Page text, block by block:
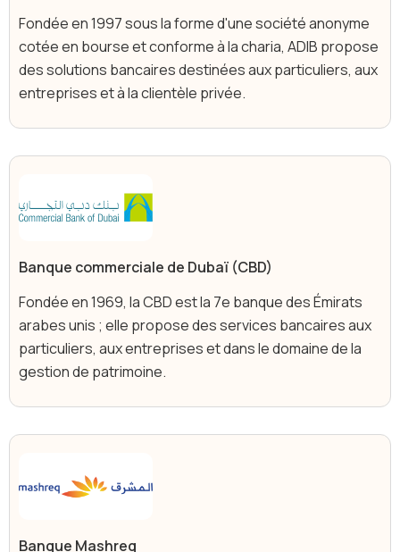
Fondée en 1997 sous la forme d'une société anonyme
cotée en bourse et conforme à la charia, ADIB propose
des solutions bancaires destinées aux particuliers, aux
entreprises et à la clientèle privée.
Banque commerciale de Dubaï (CBD)
Fondée en 1969, la CBD est la 7e banque des Émirats
arabes unis ; elle propose des services bancaires aux
particuliers, aux entreprises et dans le domaine de la
gestion de patrimoine.
Banque Mashreq